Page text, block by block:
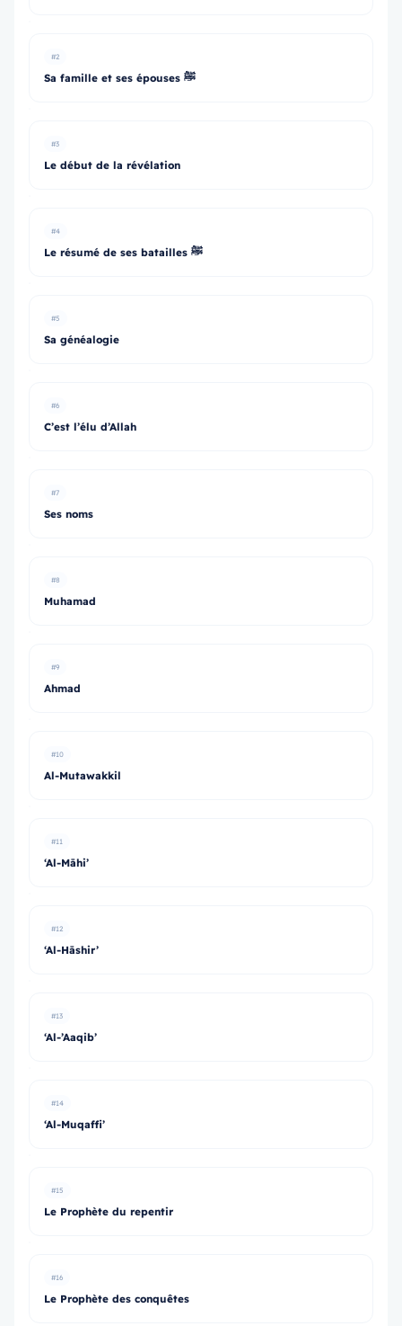
#2
Sa famille et ses épouses ﷺ
#3
Le début de la révélation
#4
Le résumé de ses batailles ﷺ
#5
Sa généalogie
#6
C’est l’élu d’Allah
#7
Ses noms
#8
Muhamad
#9
Ahmad
#10
Al-Mutawakkil
#11
‘Al-Māhi’
#12
‘Al-Hāshir’
#13
‘Al-’Aaqib’
#14
‘Al-Muqaffi’
#15
Le Prophète du repentir
#16
Le Prophète des conquêtes